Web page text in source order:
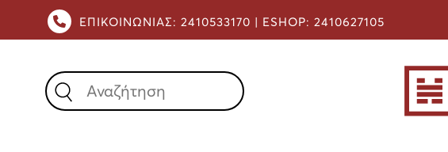
ΕΠΙΚΟΙΝΩΝΙΑΣ: 2410533170 | ESHOP: 2410627105